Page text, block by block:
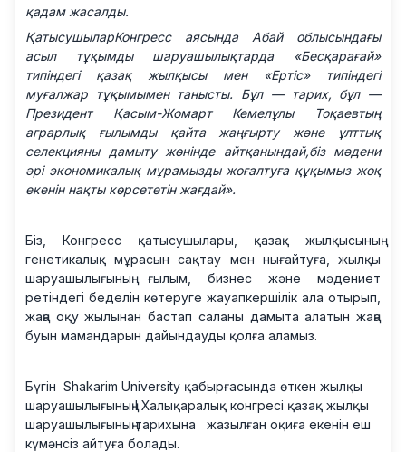
қадам жасалды.
ҚатысушыларКонгресс аясында Абай облысындағы
асыл тұқымды шаруашылықтарда «Бесқарағай»
типіндегі қазақ жылқысы мен «Ертіс» типіндегі
муғалжар тұқымымен танысты. Бұл — тарих, бұл —
Президент Қасым-Жомарт Кемелұлы Тоқаевтың
аграрлық ғылымды қайта жаңғырту және ұлттық
селекцияны дамыту жөнінде айтқанындай,біз мәдени
әрі экономикалық мұрамызды жоғалтуға құқымыз жоқ
екенін нақты көрсететін жағдай».
Біз, Конгресс қатысушылары, қазақ жылқысының
генетикалық мұрасын сақтау мен нығайтуға, жылқы
шаруашылығының ғылым, бизнес және мәдениет
ретіндегі беделін көтеруге жауапкершілік ала отырып,
жаңа оқу жылынан бастап саланы дамыта алатын жаңа
буын мамандарын дайындауды қолға аламыз.
Бүгін Shakarim University қабырғасында өткен жылқы
шаруашылығының I Халықаралық конгресі қазақ жылқы
шаруашылығының тарихына жазылған оқиға екенін еш
күмәнсіз айтуға болады.